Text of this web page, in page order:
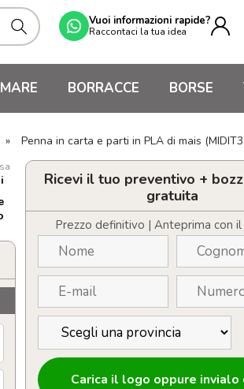
Vuoi informazioni rapide?
Raccontaci la tua idea
BORRACCE BORSE
» Penna in carta e parti in PLA di mais
Ricevi il tuo preventivo +
gratuita
Prezzo definitivo | Anteprima con
Carica il logo oppure invialo